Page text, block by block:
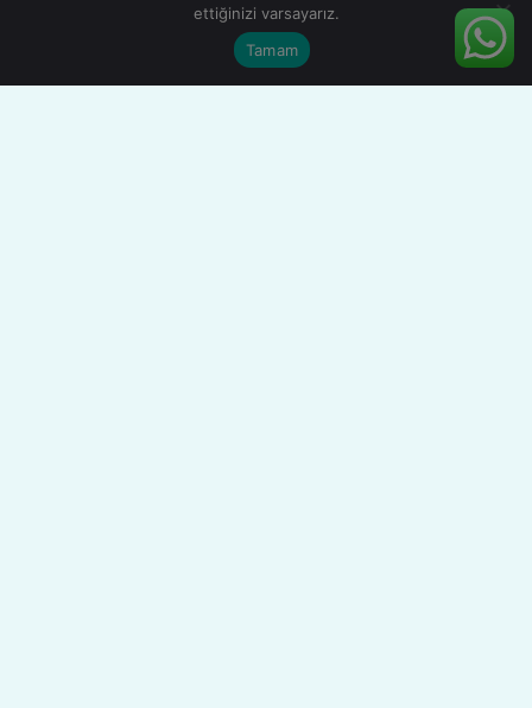
ettiğinizi varsayarız.
Tamam